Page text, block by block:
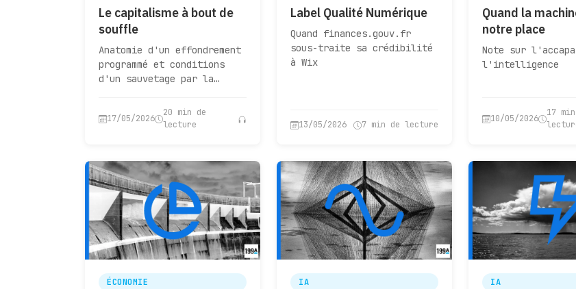
Le capitalisme à bout de
souffle
Anatomie d'un effondrement
programmé et conditions
d'un sauvetage par la
17/05/2026
20 min de
lecture
Label Qualité Numérique
Quand finances.gouv.fr
sous-traite sa crédibilité
à Wix
13/05/2026 7 min de lecture
Quand la
notre place
Note sur
l'intelligence
10/05/2026
17
ÉCONOMIE IA IA